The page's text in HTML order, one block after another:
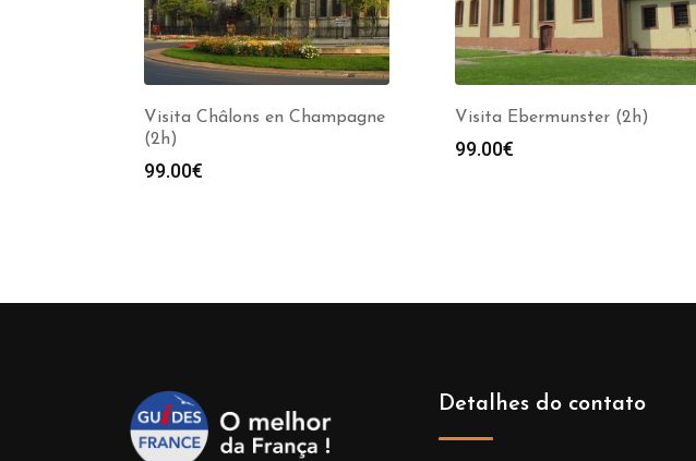
Visita Châlons en Champagne
(2h)
99.00€
Visita Ebermunster (2h)
99.00€
Detalhes do contato